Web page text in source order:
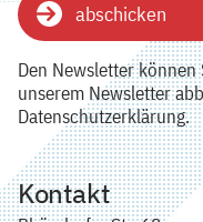
abschicken
Den Newsletter
unserem Newsletter
Datenschutzerklärung.
Kontakt